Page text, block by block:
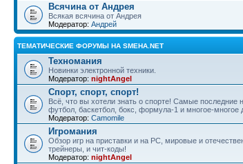
Всячина от Андрея
Всякая всячина от Андрея
Модератор: Андрей
ТЕМАТИЧЕСКИЕ ФОРУМЫ НА SMEHA.NET
Техномания
Новинки электронной техники.
Модератор: nightAngel
Спорт, спорт, спорт!
Всё, что вы хотели знать о спорте! Самые последние
футбол, баскетбол, бокс, формула-1 и многое-многое
Модератор: Camomile
Игромания
Обзор игр на приставки и на PC, мировые и
трейнеры, и чит-коды!
Модератор: nightAngel